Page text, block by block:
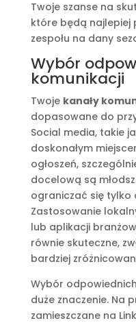
Twoje szanse na
które będą najlepiej
zespołu na dany
Wybór
komunikacji
Twoje kanały
dopasowane do
Social media, takie
doskonałym
ogłoszeń,
docelową są
ograniczać się
Zastosowanie
lub aplikacji
równie skuteczne,
bardziej
Wybór
duże znaczenie. Na
zamieszczane na